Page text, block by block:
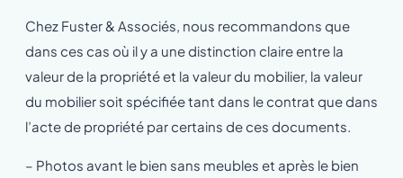
Chez Fuster & Associés, nous recommandons que
dans ces cas où il y a une distinction claire entre la
valeur de la propriété et la valeur du mobilier, la valeur
du mobilier soit spécifiée tant dans le contrat que dans
l’acte de propriété par certains de ces documents.
– Photos avant le bien sans meubles et après le bien